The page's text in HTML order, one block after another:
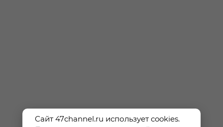
Сайт 47channel.ru использует cookies.